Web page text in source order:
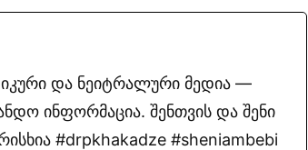
და ნეიტრალური მედია —
ინფორმაცია. შენთვის და შენი
#drpkhakadze #sheniambebi